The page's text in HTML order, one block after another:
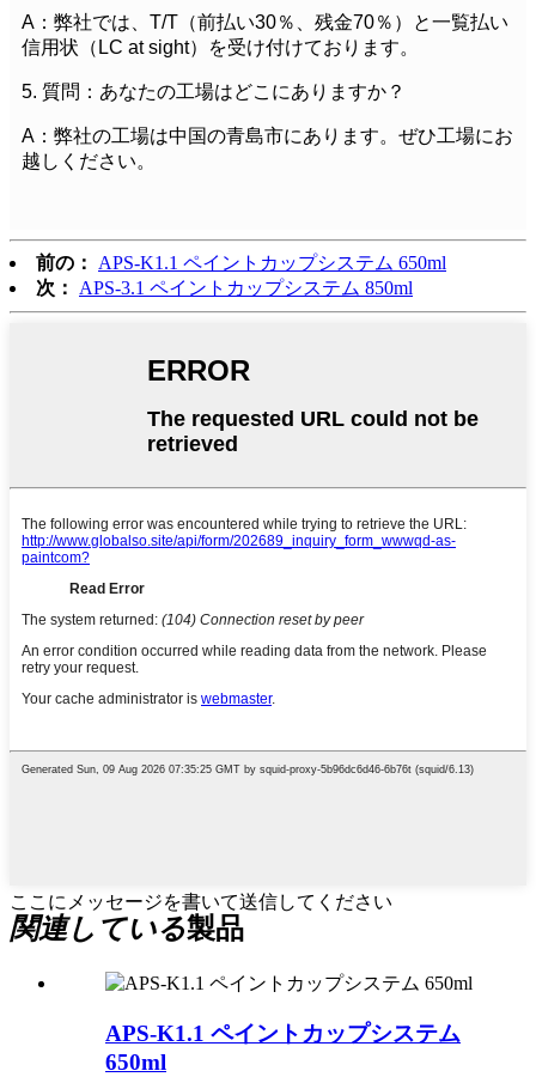
A：弊社では、T/T（前払い30％、残金70％）と一覧払い
信用状（LC at sight）を受け付けております。
5. 質問：あなたの工場はどこにありますか？
A：弊社の工場は中国の青島市にあります。ぜひ工場にお
越しください。
前の：
APS-K1.1 ペイントカップシステム 650ml
次：
APS-3.1 ペイントカップシステム 850ml
ここにメッセージを書いて送信してください
関連している製品
APS-K1.1 ペイントカップシステム
650ml